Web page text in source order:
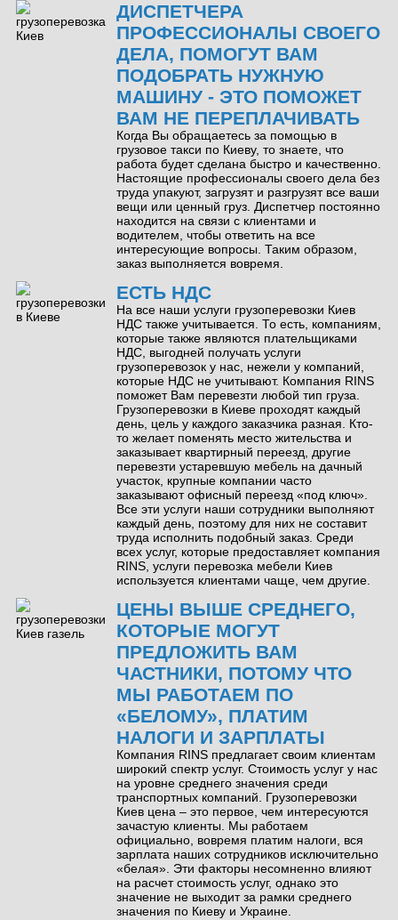
ДИСПЕТЧЕРА
ПРОФЕССИОНАЛЫ СВОЕГО
ДЕЛА, ПОМОГУТ ВАМ
ПОДОБРАТЬ НУЖНУЮ
МАШИНУ - ЭТО ПОМОЖЕТ
ВАМ НЕ ПЕРЕПЛАЧИВАТЬ
Когда Вы обращаетесь за помощью в
грузовое такси по Киеву, то знаете, что
работа будет сделана быстро и качественно.
Настоящие профессионалы своего дела без
труда упакуют, загрузят и разгрузят все ваши
вещи или ценный груз. Диспетчер постоянно
находится на связи с клиентами и
водителем, чтобы ответить на все
интересующие вопросы. Таким образом,
заказ выполняется вовремя.
ЕСТЬ НДС
На все наши услуги грузоперевозки Киев
НДС также учитывается. То есть, компаниям,
которые также являются плательщиками
НДС, выгодней получать услуги
грузоперевозок у нас, нежели у компаний,
которые НДС не учитывают. Компания RINS
поможет Вам перевезти любой тип груза.
Грузоперевозки в Киеве проходят каждый
день, цель у каждого заказчика разная. Кто-
то желает поменять место жительства и
заказывает квартирный переезд, другие
перевезти устаревшую мебель на дачный
участок, крупные компании часто
заказывают офисный переезд «под ключ».
Все эти услуги наши сотрудники выполняют
каждый день, поэтому для них не составит
труда исполнить подобный заказ. Среди
всех услуг, которые предоставляет компания
RINS, услуги перевозка мебели Киев
используется клиентами чаще, чем другие.
ЦЕНЫ ВЫШЕ СРЕДНЕГО,
КОТОРЫЕ МОГУТ
ПРЕДЛОЖИТЬ ВАМ
ЧАСТНИКИ, ПОТОМУ ЧТО
МЫ РАБОТАЕМ ПО
«БЕЛОМУ», ПЛАТИМ
НАЛОГИ И ЗАРПЛАТЫ
Компания RINS предлагает своим клиентам
широкий спектр услуг. Стоимость услуг у нас
на уровне среднего значения среди
транспортных компаний. Грузоперевозки
Киев цена – это первое, чем интересуются
зачастую клиенты. Мы работаем
официально, вовремя платим налоги, вся
зарплата наших сотрудников исключительно
«белая». Эти факторы несомненно влияют
на расчет стоимость услуг, однако это
значение не выходит за рамки среднего
значения по Киеву и Украине.